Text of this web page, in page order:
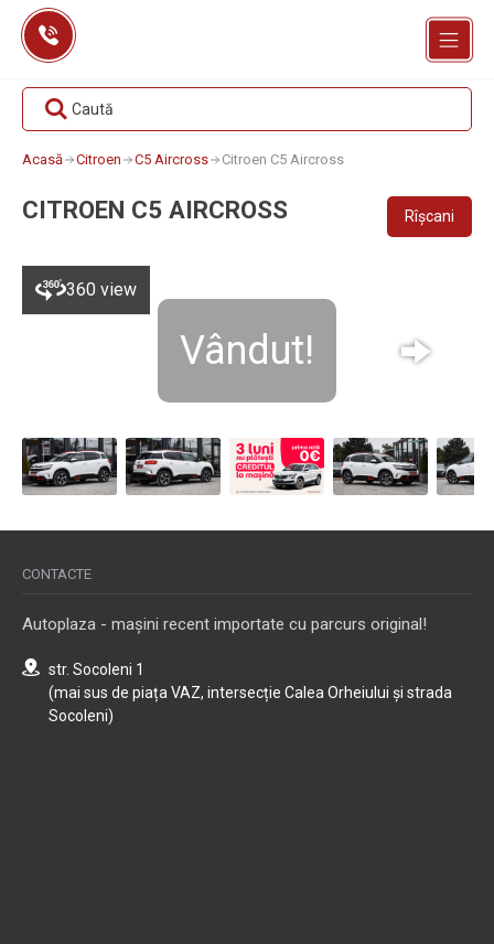
Skip
content
Caută
Acasă Citroen C5 Aircross Citroen C5 Aircross
CITROEN C5 AIRCROSS Rîșcani
360 view
Vândut!
CONTACTE
Autoplaza - mașini recent importate cu parcurs original!
str. Socoleni 1
(mai sus de piața VAZ, intersecție Calea Orheiului și strada
Socoleni)